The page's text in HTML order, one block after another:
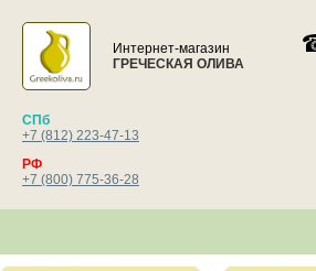
Интернет-магазин
ГРЕЧЕСКАЯ ОЛИВА
СПб
+7 (812) 223-47-13
РФ
+7 (800) 775-36-28